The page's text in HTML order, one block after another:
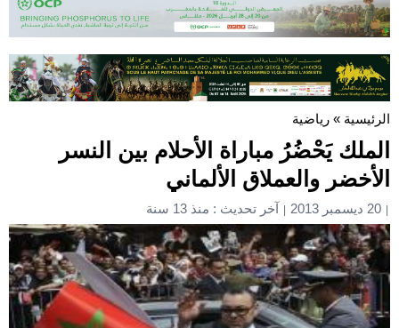
الرئيسية » رياضية
الملك يَحْضُرُ مباراة الأحلام بين النسر
الأخضر والعملاق الألماني
20 ديسمبر 2013 آخر تحديث : منذ 13 سنة